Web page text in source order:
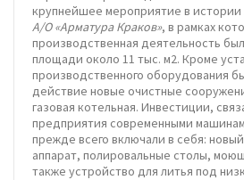
крупнейшее мероприятие в истории
А/О «Арматура Краков», в рамках
производственная деятельность
площади около 11 тыс. м2. Кроме
производственного оборудования
действие новые очистные
газовая котельная. Инвестиции,
предприятия современными
прежде всего включали в себя:
аппарат, полировальные столы,
также устройство для литья под